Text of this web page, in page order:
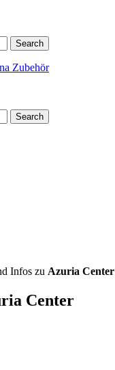
Search
Zubehör
Search
Infos zu Azuria Center
Center